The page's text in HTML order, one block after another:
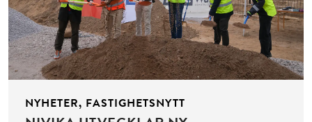
NYHETER, FASTIGHETSNYTT